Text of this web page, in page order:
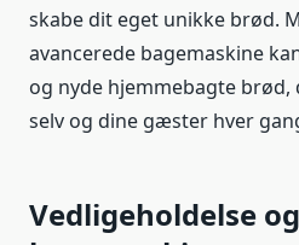
skabe dit eget unikke brød.
avancerede bagemaskine
og nyde hjemmebagte
selv og dine gæster hver
Vedligeholdelse